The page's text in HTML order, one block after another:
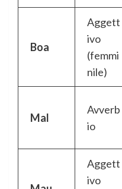
Boa
Aggett
ivo
(femmi
nile)
Mal
Avverb
io
Aggett
ivo